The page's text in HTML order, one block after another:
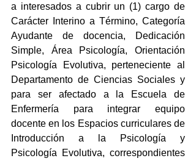
a interesados a cubrir un (1) cargo de
Carácter Interino a Término, Categoría
Ayudante de docencia, Dedicación
Simple, Área Psicología, Orientación
Psicología Evolutiva, perteneciente al
Departamento de Ciencias Sociales y
para ser afectado a la Escuela de
Enfermería para integrar equipo
docente en los Espacios curriculares de
Introducción a la Psicología y
Psicología Evolutiva, correspondientes